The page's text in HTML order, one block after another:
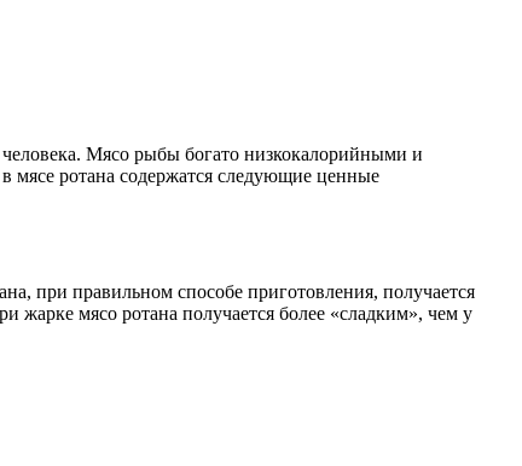
человека. Мясо рыбы богато низкокалорийными и
мясе ротана содержатся следующие ценные
при правильном способе приготовления, получается
жарке мясо ротана получается более «сладким», чем у